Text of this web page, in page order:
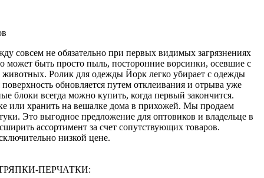
совсем не обязательно при первых видимых загрязнениях
может быть просто пыль, посторонние ворсинки, осевшие с
Ролик для одежды Йорк легко убирает с одежды
обновляется путем отклеивания и отрыва уже
блоки всегда можно купить, когда первый закончится.
или хранить на вешалке дома в прихожей. Мы продаем
Это выгодное предложение для оптовиков и владельце в
ассортимент за счет сопутствующих товаров.
низкой цене.
ТРЯПКИ-ПЕРЧАТКИ: